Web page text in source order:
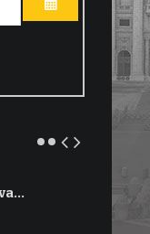
ABRIR EL